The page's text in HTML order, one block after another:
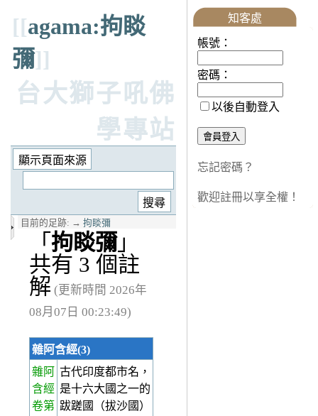
[[agama:拘睒
彌]]
台大獅子吼佛
學專站
目前的足跡: → 拘睒彌
「 拘睒彌」
共有 3 個註
解 (更新時間 2026年
08月07日 00:23:49)
雜阿含經(3)
雜阿
含經
卷第
古代印度都市名，
是十六大國之一的
跋蹉國（拔沙國）
知客處
帳號：
密碼：
以後自動登入
忘記密碼？
歡迎註冊以享全權！